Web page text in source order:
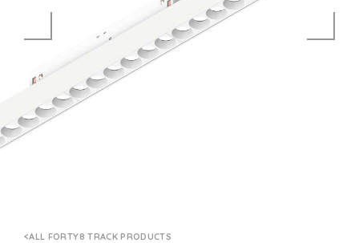
ALL FORTY8 TRACK PRODUCTS